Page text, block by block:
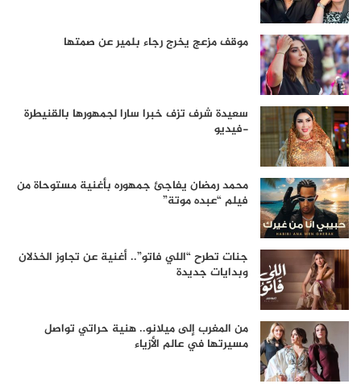
موقف مزعج يخرج رجاء بلمير عن صمتها
سعيدة شرف تزف خبرا سارا لجمهورها بالقنيطرة
-فيديو
محمد رمضان يفاجئ جمهوره بأغنية مستوحاة من
فيلم “عبده موتة”
جنات تطرح “اللي فاتو”.. أغنية عن تجاوز الخذلان
وبدايات جديدة
من المغرب إلى ميلانو.. هنية حراتي تواصل
مسيرتها في عالم الأزياء